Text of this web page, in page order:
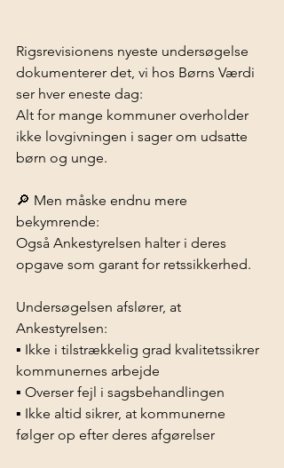
Rigsrevisionens nyeste undersøgelse
dokumenterer det, vi hos Børns Værdi
ser hver eneste dag:
Alt for mange kommuner overholder
ikke lovgivningen i sager om udsatte
børn og unge.
🔎 Men måske endnu mere
bekymrende:
Også Ankestyrelsen halter i deres
opgave som garant for retssikkerhed.
Undersøgelsen afslører, at
Ankestyrelsen:
▪️ Ikke i tilstrækkelig grad kvalitetssikrer
kommunernes arbejde
▪️ Overser fejl i sagsbehandlingen
▪️ Ikke altid sikrer, at kommunerne
følger op efter deres afgørelser